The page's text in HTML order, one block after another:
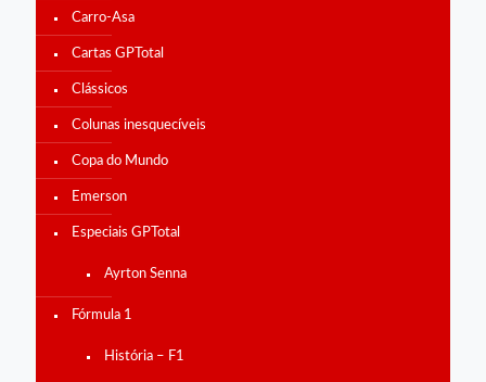
Carro-Asa
Cartas GPTotal
Clássicos
Colunas inesquecíveis
Copa do Mundo
Emerson
Especiais GPTotal
Ayrton Senna
Fórmula 1
História – F1